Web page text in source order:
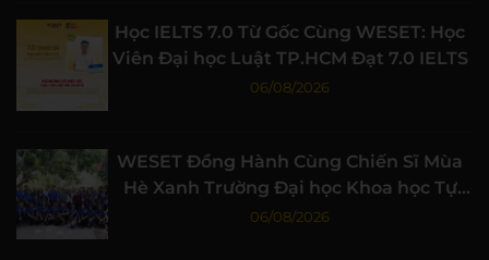
Học IELTS 7.0 Từ Gốc Cùng WESET: Học
Viên Đại học Luật TP.HCM Đạt 7.0 IELTS
06/08/2026
WESET Đồng Hành Cùng Chiến Sĩ Mùa
Hè Xanh Trường Đại học Khoa học Tự
nhiên, ĐHQG-HCM
06/08/2026